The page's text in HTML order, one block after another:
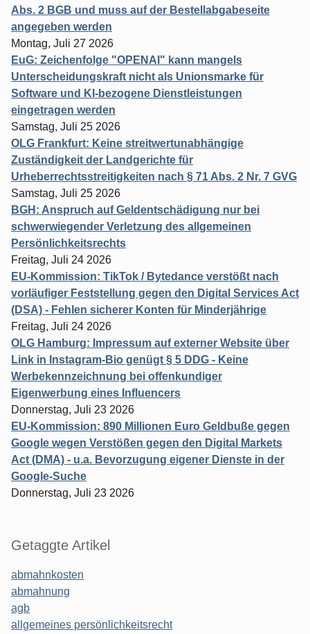
Abs. 2 BGB und muss auf der Bestellabgabeseite
angegeben werden
Montag, Juli 27 2026
EuG: Zeichenfolge "OPENAI" kann mangels
Unterscheidungskraft nicht als Unionsmarke für
Software und KI-bezogene Dienstleistungen
eingetragen werden
Samstag, Juli 25 2026
OLG Frankfurt: Keine streitwertunabhängige
Zuständigkeit der Landgerichte für
Urheberrechtsstreitigkeiten nach § 71 Abs. 2 Nr. 7 GVG
Samstag, Juli 25 2026
BGH: Anspruch auf Geldentschädigung nur bei
schwerwiegender Verletzung des allgemeinen
Persönlichkeitsrechts
Freitag, Juli 24 2026
EU-Kommission: TikTok / Bytedance verstößt nach
vorläufiger Feststellung gegen den Digital Services Act
(DSA) - Fehlen sicherer Konten für Minderjährige
Freitag, Juli 24 2026
OLG Hamburg: Impressum auf externer Website über
Link in Instagram-Bio genügt § 5 DDG - Keine
Werbekennzeichnung bei offenkundiger
Eigenwerbung eines Influencers
Donnerstag, Juli 23 2026
EU-Kommission: 890 Millionen Euro Geldbuße gegen
Google wegen Verstößen gegen den Digital Markets
Act (DMA) - u.a. Bevorzugung eigener Dienste in der
Google-Suche
Donnerstag, Juli 23 2026
Getaggte Artikel
abmahnkosten
abmahnung
agb
allgemeines persönlichkeitsrecht